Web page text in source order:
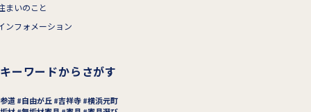
まいのこと
ンフォメーション
キーワードからさがす
道 自由が丘 吉祥寺 横浜元町